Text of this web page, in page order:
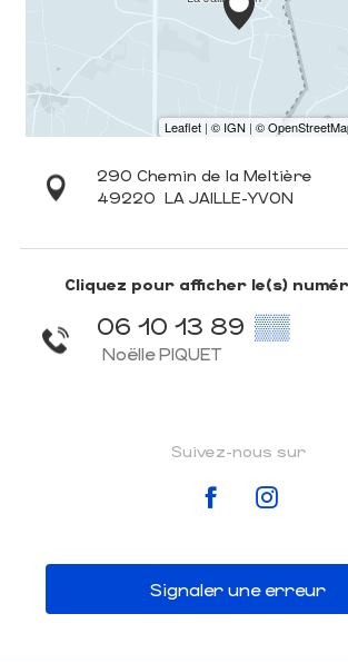
290 Chemin de la Meltière
49220 LA JAILLE-YVON
Cliquez pour afficher le(s)
06 10 13 89 ▒▒
Noëlle PIQUET
Suivez-nous sur
Signaler une erreur